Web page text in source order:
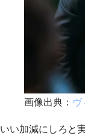
画像出典： ヴ
いい加減にしろと